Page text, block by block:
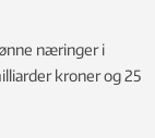
næringer i
kroner og 25